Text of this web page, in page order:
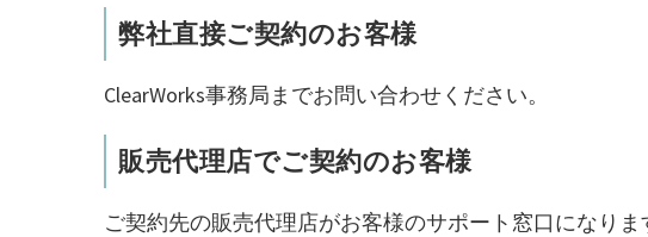
弊社直接ご契約のお客様
ClearWorks事務局までお問い合わせください。
販売代理店でご契約のお客様
ご契約先の販売代理店がお客様のサポート窓口になりま